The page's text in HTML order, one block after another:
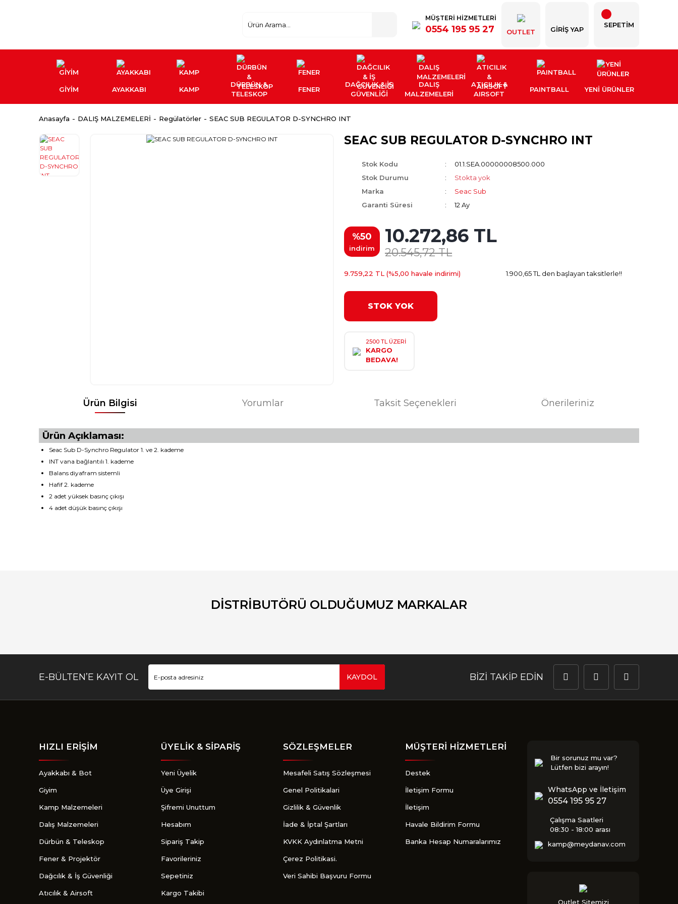
MÜŞTERİ HİZMETLERİ
0554 195 95 27 OUTLET GIRIŞ YAP
SEPETİM
GİYİM AYAKKABI KAMP
DÜRBÜN &
TELESKOP
FENER
DAĞCILIK & İŞ
GÜVENLİĞİ
DALIŞ
MALZEMELERİ
ATICILIK &
AIRSOFT
PAINTBALL YENI ÜRÜNLER
Anasayfa DALIŞ MALZEMELERİ Regülatörler SEAC SUB REGULATOR D-SYNCHRO INT
SEAC SUB REGULATOR D-SYNCHRO INT
Stok Kodu
01.1.SEA.00000008500.000
Stok Durumu
Stokta yok
Marka
Seac Sub
Garanti Süresi
12 Ay
%50
indirim
10.272,86 TL
20.545,72 TL
9.759,22 TL (%5,00 havale indirimi) 1.900,65 TL den başlayan taksitlerle!!
STOK YOK
2500 TL ÜZERİ
KARGO
BEDAVA!
Ürün Bilgisi Yorumlar Taksit Seçenekleri Önerileriniz
Ürün Açıklaması:
Seac Sub D-Synchro Regulator 1. ve 2. kademe
INT vana bağlantılı 1. kademe
Balans diyafram sistemli
Hafif 2. kademe
2 adet yüksek basınç çıkışı
4 adet düşük basınç çıkışı
Yorum Yaz
DİSTRİBUTÖRÜ OLDUĞUMUZ MARKALAR
E-BÜLTEN’E KAYIT OL KAYDOL BİZİ TAKİP EDİN
HIZLI ERİŞİM
Ayakkabı & Bot
Giyim
Kamp Malzemeleri
Dalış Malzemeleri
Dürbün & Teleskop
Fener & Projektör
Dağcılık & İş Güvenliği
Atıcılık & Airsoft
ÜYELİK & SİPARİŞ
Yeni Üyelik
Üye Girişi
Şifremi Unuttum
Hesabım
Sipariş Takip
Favorileriniz
Sepetiniz
Kargo Takibi
SÖZLEŞMELER
Mesafeli Satış Sözleşmesi
Genel Politikalari
Gizlilik & Güvenlik
İade & İptal Şartları
KVKK Aydınlatma Metni
Çerez Politikasi.
Veri Sahibi Başvuru Formu
MÜŞTERİ HİZMETLERİ
Destek
İletişim Formu
İletişim
Havale Bildirim Formu
Banka Hesap Numaralarımız
Bir sorunuz mu var?
Lütfen bizi arayın!
WhatsApp ve İletişim
0554 195 95 27
Çalışma Saatleri
08:30 - 18:00 arası
kamp@meydanav.com
Outlet Sitemizi